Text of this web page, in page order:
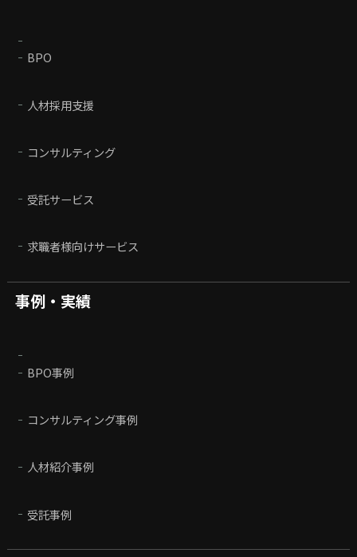
BPO
人材採用支援
コンサルティング
受託サービス
求職者様向けサービス
事例・実績
BPO事例
コンサルティング事例
人材紹介事例
受託事例